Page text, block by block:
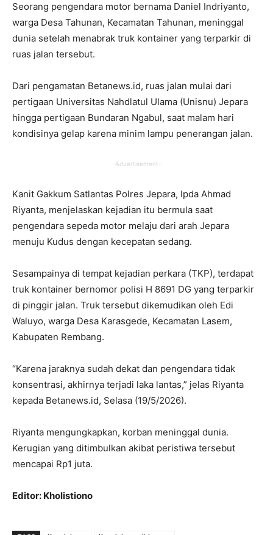
Seorang pengendara motor bernama Daniel Indriyanto,
warga Desa Tahunan, Kecamatan Tahunan, meninggal
dunia setelah menabrak truk kontainer yang terparkir di
ruas jalan tersebut.
Dari pengamatan Betanews.id, ruas jalan mulai dari
pertigaan Universitas Nahdlatul Ulama (Unisnu) Jepara
hingga pertigaan Bundaran Ngabul, saat malam hari
kondisinya gelap karena minim lampu penerangan jalan.
-Advertisement-
Kanit Gakkum Satlantas Polres Jepara, Ipda Ahmad
Riyanta, menjelaskan kejadian itu bermula saat
pengendara sepeda motor melaju dari arah Jepara
menuju Kudus dengan kecepatan sedang.
Sesampainya di tempat kejadian perkara (TKP), terdapat
truk kontainer bernomor polisi H 8691 DG yang terparkir
di pinggir jalan. Truk tersebut dikemudikan oleh Edi
Waluyo, warga Desa Karasgede, Kecamatan Lasem,
Kabupaten Rembang.
“Karena jaraknya sudah dekat dan pengendara tidak
konsentrasi, akhirnya terjadi laka lantas,” jelas Riyanta
kepada Betanews.id, Selasa (19/5/2026).
Riyanta mengungkapkan, korban meninggal dunia.
Kerugian yang ditimbulkan akibat peristiwa tersebut
mencapai Rp1 juta.
Editor: Kholistiono